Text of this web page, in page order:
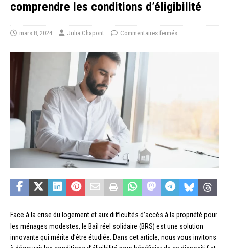
comprendre les conditions d’éligibilité
mars 8, 2024 Julia Chapont Commentaires fermés
Face à la crise du logement et aux difficultés d’accès à la propriété pour
les ménages modestes, le Bail réel solidaire (BRS) est une solution
innovante qui mérite d’être étudiée. Dans cet article, nous vous invitons